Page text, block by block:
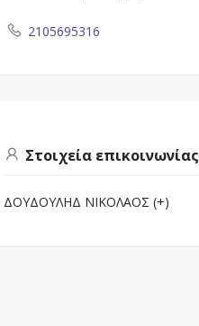
2105695316
Στοιχεία επικοινωνίας
ΔΟΥΔΟΥΛΗΔ ΝΙΚΟΛΑΟΣ (+)